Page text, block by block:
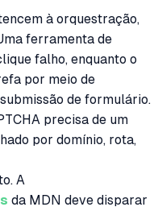
à orquestração,
ferramenta de
falho, enquanto o
por meio de
de formulário.
precisa de um
por domínio, rota,
A
da MDN deve disparar